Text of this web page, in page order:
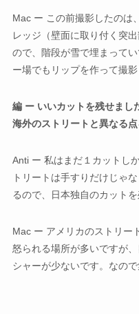
Mac ー この前撮影したのは
レッジ（壁面に取り付く突
ので、階段が雪で埋まって
ー場でもリップを作って撮影
編 ー いいカットを残せま
海外のストリートと異なる点
Anti ー 私はまだ１カットし
トリートは手すりだけじゃ
るので、日本独自のカット
Mac ー アメリカのストリー
怒られる場所が多いですが
シャーが少ないです。なの